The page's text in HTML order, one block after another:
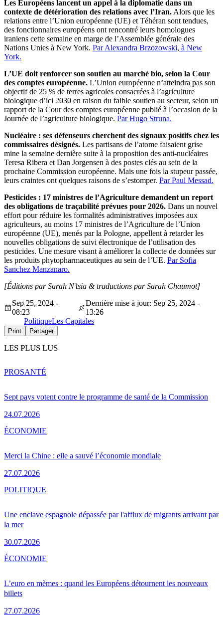
Les Européens lancent un appel à la diplomatie dans un
contexte de détérioration des relations avec l’Iran. Alors que les
relations entre l’Union européenne (UE) et Téhéran sont tendues,
des fonctionnaires européens ont rencontré leurs homologues
iraniens cette semaine en marge de l’Assemblée générale des
Nations Unies à New York. Par Alexandra Brzozowski, à New
York.
L’UE doit renforcer son soutien au marché bio, selon la Cour
des comptes européenne. L’Union européenne n’atteindra pas son
objectif de 25 % de terres agricoles consacrées à l’agriculture
biologique d’ici 2030 en raison du faible soutien au secteur, selon un
rapport de la Cour des comptes européenne publié à l’occasion de la
Journée de l’agriculture biologique. Par Hugo Struna.
Nucléaire : ses défenseurs cherchent des signaux positifs chez les
commissaires désignés. Les partisans de l’atome faisaient grise
mine la semaine dernière suite à la proposition des anti-nucléaires
Teresa Ribera et Dan Jorgensen à des postes clés au sein de la
prochaine Commission européenne. Mais une fois la stupeur passée,
leurs craintes ont quelques raisons de s’estomper. Par Paul Messad.
Pesticides : 17 ministres de l’Agriculture demandent un report
des obligations de traçabilité prévues pour 2026. Dans un nouvel
effort pour réduire les formalités administratives imposées aux
agriculteurs, au moins 17 ministres de l’Agriculture de l’Union
européenne (UE), menés par la Pologne, appellent à retarder les
nouvelles obligations de suivi électronique de l’utilisation des
pesticides. Une mesure visant à améliorer la collecte de données sur
les produits phytopharmaceutiques au sein de l’UE. Par Sofia
Sanchez Manzanaro.
[Éditions par Sarah N’tsia & traductions par Sarah Chaumot]
Sep 25, 2024 -
08:23
Dernière mise à jour: Sep 25, 2024 -
13:26
PolitiqueLes Capitales
Print Partager
LES PLUS LUS
Sept pays votent contre le programme de santé de la Commission
24.07.2026
PROSANTÉ
Merci la Chine : elle a sauvé l’économie mondiale
27.07.2026
ÉCONOMIE
Une enclave espagnole dépassée par l'afflux de migrants arrivant par
la mer
30.07.2026
POLITIQUE
L’euro en mèmes : quand les Européens détournent les nouveaux
billets
27.07.2026
ÉCONOMIE